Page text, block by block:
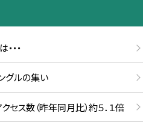
・・
グルの集い
セス数（昨年同月比）約５．１倍